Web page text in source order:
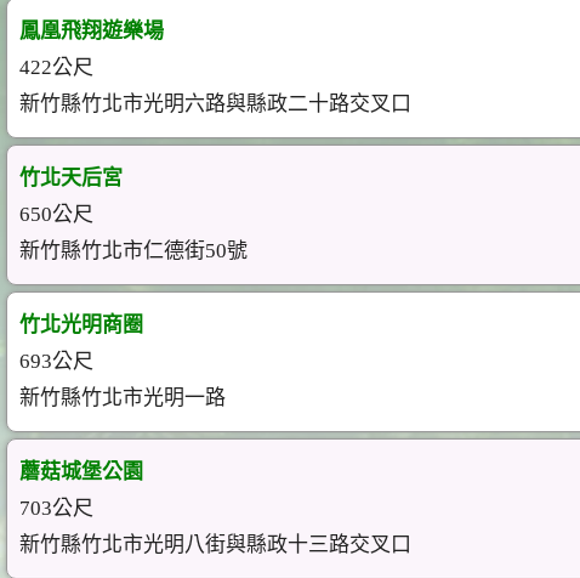
鳳凰飛翔遊樂場
422公尺
新竹縣竹北市光明六路與縣政二十路交叉口
竹北天后宮
650公尺
新竹縣竹北市仁德街50號
竹北光明商圈
693公尺
新竹縣竹北市光明一路
蘑菇城堡公園
703公尺
新竹縣竹北市光明八街與縣政十三路交叉口